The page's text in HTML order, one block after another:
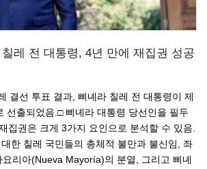
레 전 대통령, 4년 만에 재집권 성공
결선 투표 결과, 삐녜라 칠레 전 대통령이 제
선출되었음.□ 삐녜라 대통령 당선인을 필두
집권은 크게 3가지 요인으로 분석할 수 있음.
한 칠레 국민들의 총체적 불만과 불신임, 좌
리아(Nueva Mayoría)의 분열, 그리고 삐녜